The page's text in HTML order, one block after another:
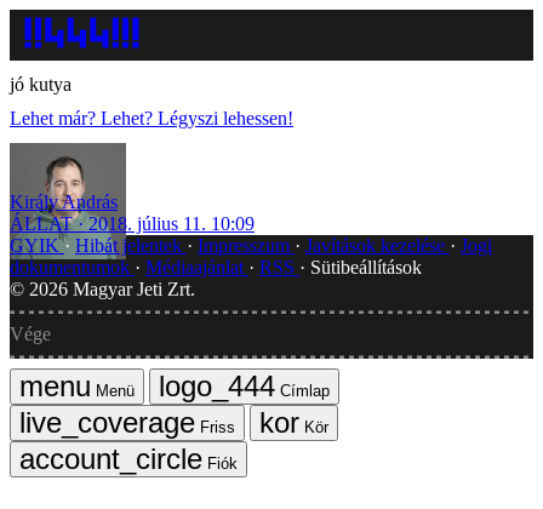
jó kutya
Lehet már? Lehet? Légyszi lehessen!
Király András
ÁLLAT
2018. július 11. 10:09
GYIK Hibát jelentek Impresszum Javítások kezelése
Jogi
dokumentumok
Médiaajánlat RSS
Sütibeállítások
© 2026 Magyar Jeti Zrt.
Vége
Menü
Címlap
Friss
Kör
Fiók